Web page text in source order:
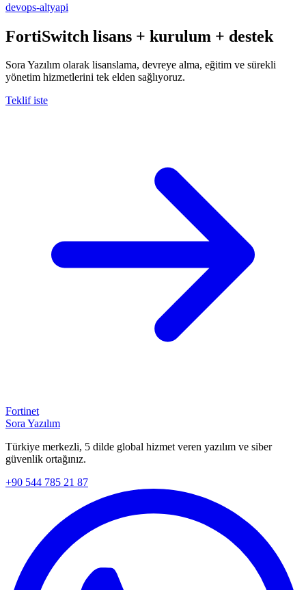
devops-altyapi
FortiSwitch lisans + kurulum + destek
Sora Yazılım olarak lisanslama, devreye alma, eğitim ve sürekli
yönetim hizmetlerini tek elden sağlıyoruz.
Teklif iste
Fortinet
Sora Yazılım
Türkiye merkezli, 5 dilde global hizmet veren yazılım ve siber
güvenlik ortağınız.
+90 544 785 21 87